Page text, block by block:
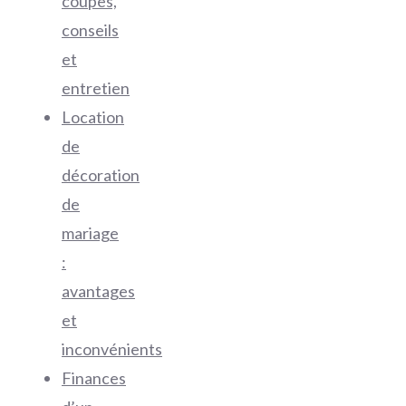
conseils
et
entretien
Location
de
décoration
de
mariage
:
avantages
et
inconvénients
Finances